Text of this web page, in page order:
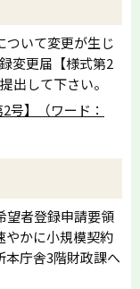
ついて変更が生じ
変更届【様式第2
出して下さい。
号】（ワード：
望者登録申請要領
やかに小規模契約
庁舎3階財政課へ